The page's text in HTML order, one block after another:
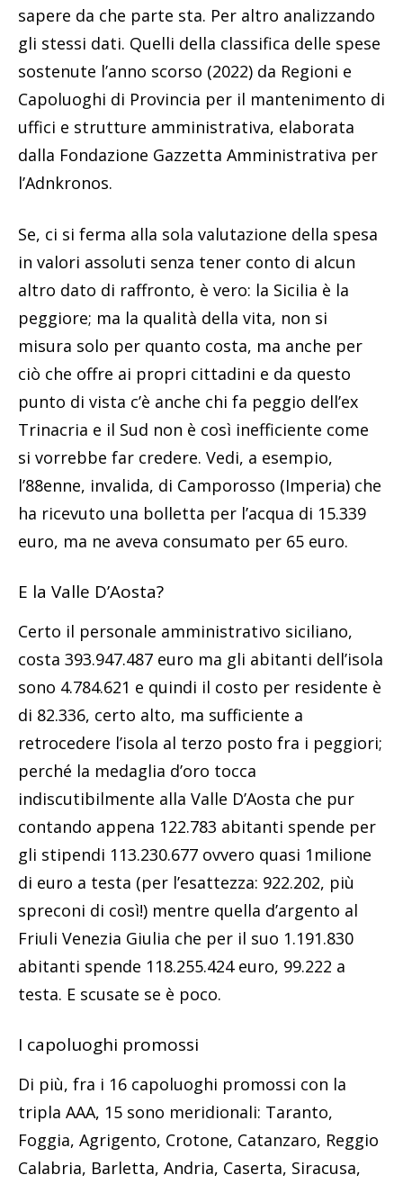
sapere da che parte sta. Per altro analizzando
gli stessi dati. Quelli della classifica delle spese
sostenute l’anno scorso (2022) da Regioni e
Capoluoghi di Provincia per il mantenimento di
uffici e strutture amministrativa, elaborata
dalla Fondazione Gazzetta Amministrativa per
l’Adnkronos.
Se, ci si ferma alla sola valutazione della spesa
in valori assoluti senza tener conto di alcun
altro dato di raffronto, è vero: la Sicilia è la
peggiore; ma la qualità della vita, non si
misura solo per quanto costa, ma anche per
ciò che offre ai propri cittadini e da questo
punto di vista c’è anche chi fa peggio dell’ex
Trinacria e il Sud non è così inefficiente come
si vorrebbe far credere. Vedi, a esempio,
l’88enne, invalida, di Camporosso (Imperia) che
ha ricevuto una bolletta per l’acqua di 15.339
euro, ma ne aveva consumato per 65 euro.
E la Valle D’Aosta?
Certo il personale amministrativo siciliano,
costa 393.947.487 euro ma gli abitanti dell’isola
sono 4.784.621 e quindi il costo per residente è
di 82.336, certo alto, ma sufficiente a
retrocedere l’isola al terzo posto fra i peggiori;
perché la medaglia d’oro tocca
indiscutibilmente alla Valle D’Aosta che pur
contando appena 122.783 abitanti spende per
gli stipendi 113.230.677 ovvero quasi 1milione
di euro a testa (per l’esattezza: 922.202, più
spreconi di così!) mentre quella d’argento al
Friuli Venezia Giulia che per il suo 1.191.830
abitanti spende 118.255.424 euro, 99.222 a
testa. E scusate se è poco.
I capoluoghi promossi
Di più, fra i 16 capoluoghi promossi con la
tripla AAA, 15 sono meridionali: Taranto,
Foggia, Agrigento, Crotone, Catanzaro, Reggio
Calabria, Barletta, Andria, Caserta, Siracusa,